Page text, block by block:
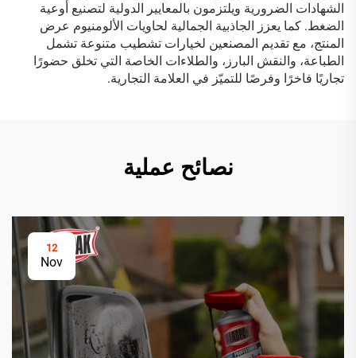
الشهادات الضرورية ويلتزمون بالمعايير الدولية لتصنيع أوعية
الضغط. كما يعزز الجاذبية الجمالية لحاويات الألومنيوم عرض
المنتج، مع تقديم المصنعين لخيارات تشطيب متنوعة تشمل
الطباعة، والنقش البارز، والطلاءات الخاصة التي تخلق حضورًا
تجاريًا فاخرًا وفرصًا للتميّز في العلامة التجارية.
نصائح عملية
12
Nov